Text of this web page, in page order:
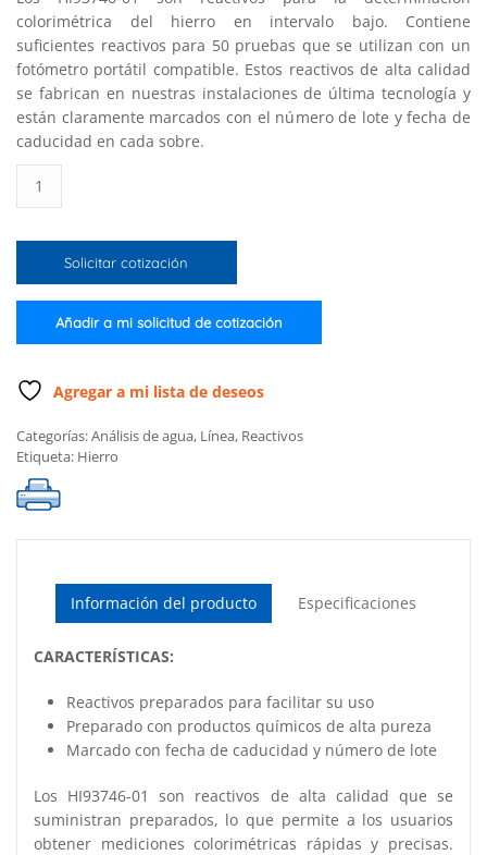
colorimétrica del hierro en intervalo bajo. Contiene
suficientes reactivos para 50 pruebas que se utilizan con un
fotómetro portátil compatible. Estos reactivos de alta calidad
se fabrican en nuestras instalaciones de última tecnología y
están claramente marcados con el número de lote y fecha de
caducidad en cada sobre.
para
intervalo
pruebas)
cantidad
Solicitar cotización
Añadir a mi solicitud de cotización
Agregar a mi lista de deseos
Categorías:Análisis de agua, Línea, Reactivos
Etiqueta: Hierro
Información del producto Especificaciones
CARACTERÍSTICAS:
Reactivos preparados para facilitar su uso
Preparado con productos químicos de alta pureza
Marcado con fecha de caducidad y número de lote
Los HI93746-01 son reactivos de alta calidad que se
suministran preparados, lo que permite a los usuarios
obtener mediciones colorimétricas rápidas y precisas.